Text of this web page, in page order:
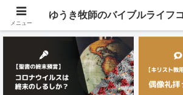
メニュー
メニュー
ゆうき牧師のバイブルライフ